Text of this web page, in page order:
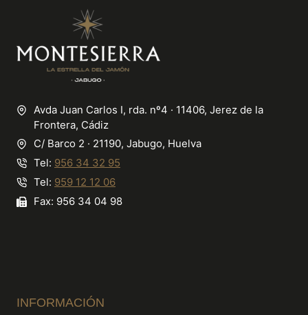
Avda Juan Carlos I, rda. nº4 · 11406, Jerez de la
Frontera, Cádiz
C/ Barco 2 · 21190, Jabugo, Huelva
Tel: 956 34 32 95
Tel: 959 12 12 06
Fax: 956 34 04 98
INFORMACIÓN